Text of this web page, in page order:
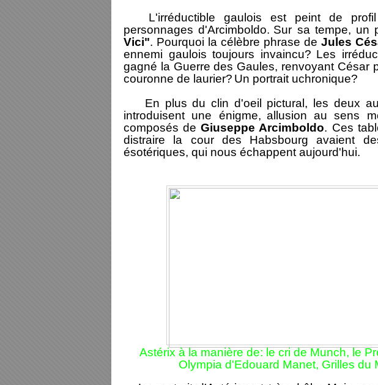
L'irréductible gaulois est peint de
personnages d'Arcimboldo. Sur sa tempe, un
Vici". Pourquoi la célèbre phrase de Jules
ennemi gaulois toujours invaincu? Les
gagné la Guerre des Gaules, renvoyant César
couronne de laurier? Un portrait uchronique?
En plus du clin d'oeil pictural, les deux
introduisent une énigme, allusion au sens
composés deGiuseppe Arcimboldo. Ces
distraire la cour des Habsbourg avaient
ésotériques, qui nous échappent aujourd'hui.
Astérix à la manière de: le cri de Munch, le
Olympia d'Edouard Manet, Grilles du